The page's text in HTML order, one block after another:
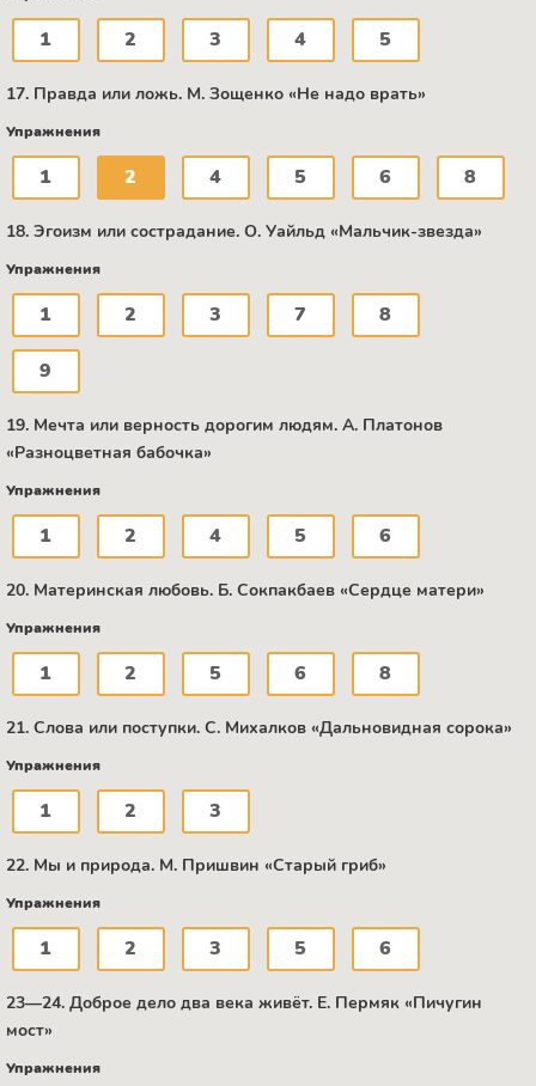
1 2 3 4 5
17. Правда или ложь. М. Зощенко «Не надо врать»
Упражнения
1 2 4 5 6 8
18. Эгоизм или сострадание. О. Уайльд «Мальчик-звезда»
Упражнения
1 2 3 7 8
9
19. Мечта или верность дорогим людям. А. Платонов
«Разноцветная бабочка»
Упражнения
1 2 4 5 6
20. Материнская любовь. Б. Сокпакбаев «Сердце матери»
Упражнения
1 2 5 6 8
21. Слова или поступки. C. Михалков «Дальновидная сорока»
Упражнения
1 2 3
22. Мы и природа. М. Пришвин «Старый гриб»
Упражнения
1 2 3 5 6
23—24. Доброе дело два века живёт. Е. Пермяк «Пичугин
мост»
Упражнения